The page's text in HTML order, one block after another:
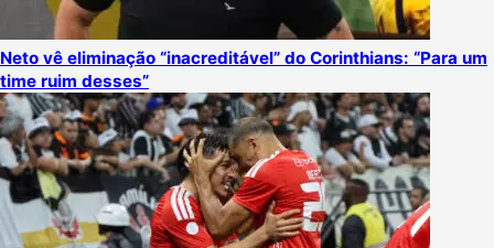
Neto vê eliminação “inacreditável” do Corinthians: “Para um
time ruim desses”